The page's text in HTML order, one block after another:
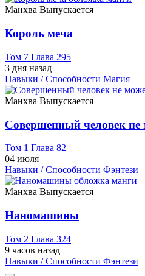
Манхва Выпускается
Король меча
Том 7 Глава 295
3 дня назад
Навыки / Способности Магия
Манхва Выпускается
Совершенный человек не
Том 1 Глава 82
04 июля
Навыки / Способности Фэнтези
Манхва Выпускается
Наномашины
Том 2 Глава 324
9 часов назад
Навыки / Способности Фэнтези